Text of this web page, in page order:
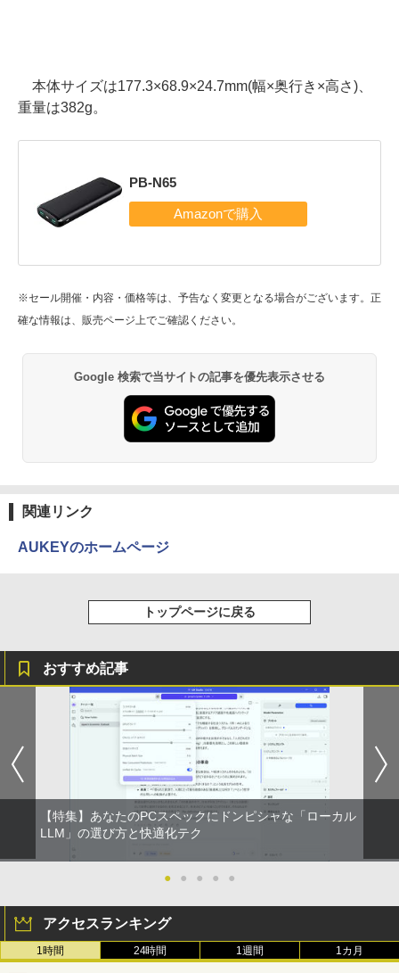
本体サイズは177.3×68.9×24.7mm(幅×奥行き×高さ)、
重量は382g。
PB-N65
※セール開催・内容・価格等は、予告なく変更となる場合がございます。正
確な情報は、販売ページ上でご確認ください。
Google 検索で当サイトの記事を優先表示させる
関連リンク
AUKEYのホームページ
トップページに戻る
おすすめ記事
【特集】あなたのPCスペックにドンピシャな「ローカル
LLM」の選び方と快適化テク
● ● ● ● ●
アクセスランキング
1時間 24時間 1週間 1カ月